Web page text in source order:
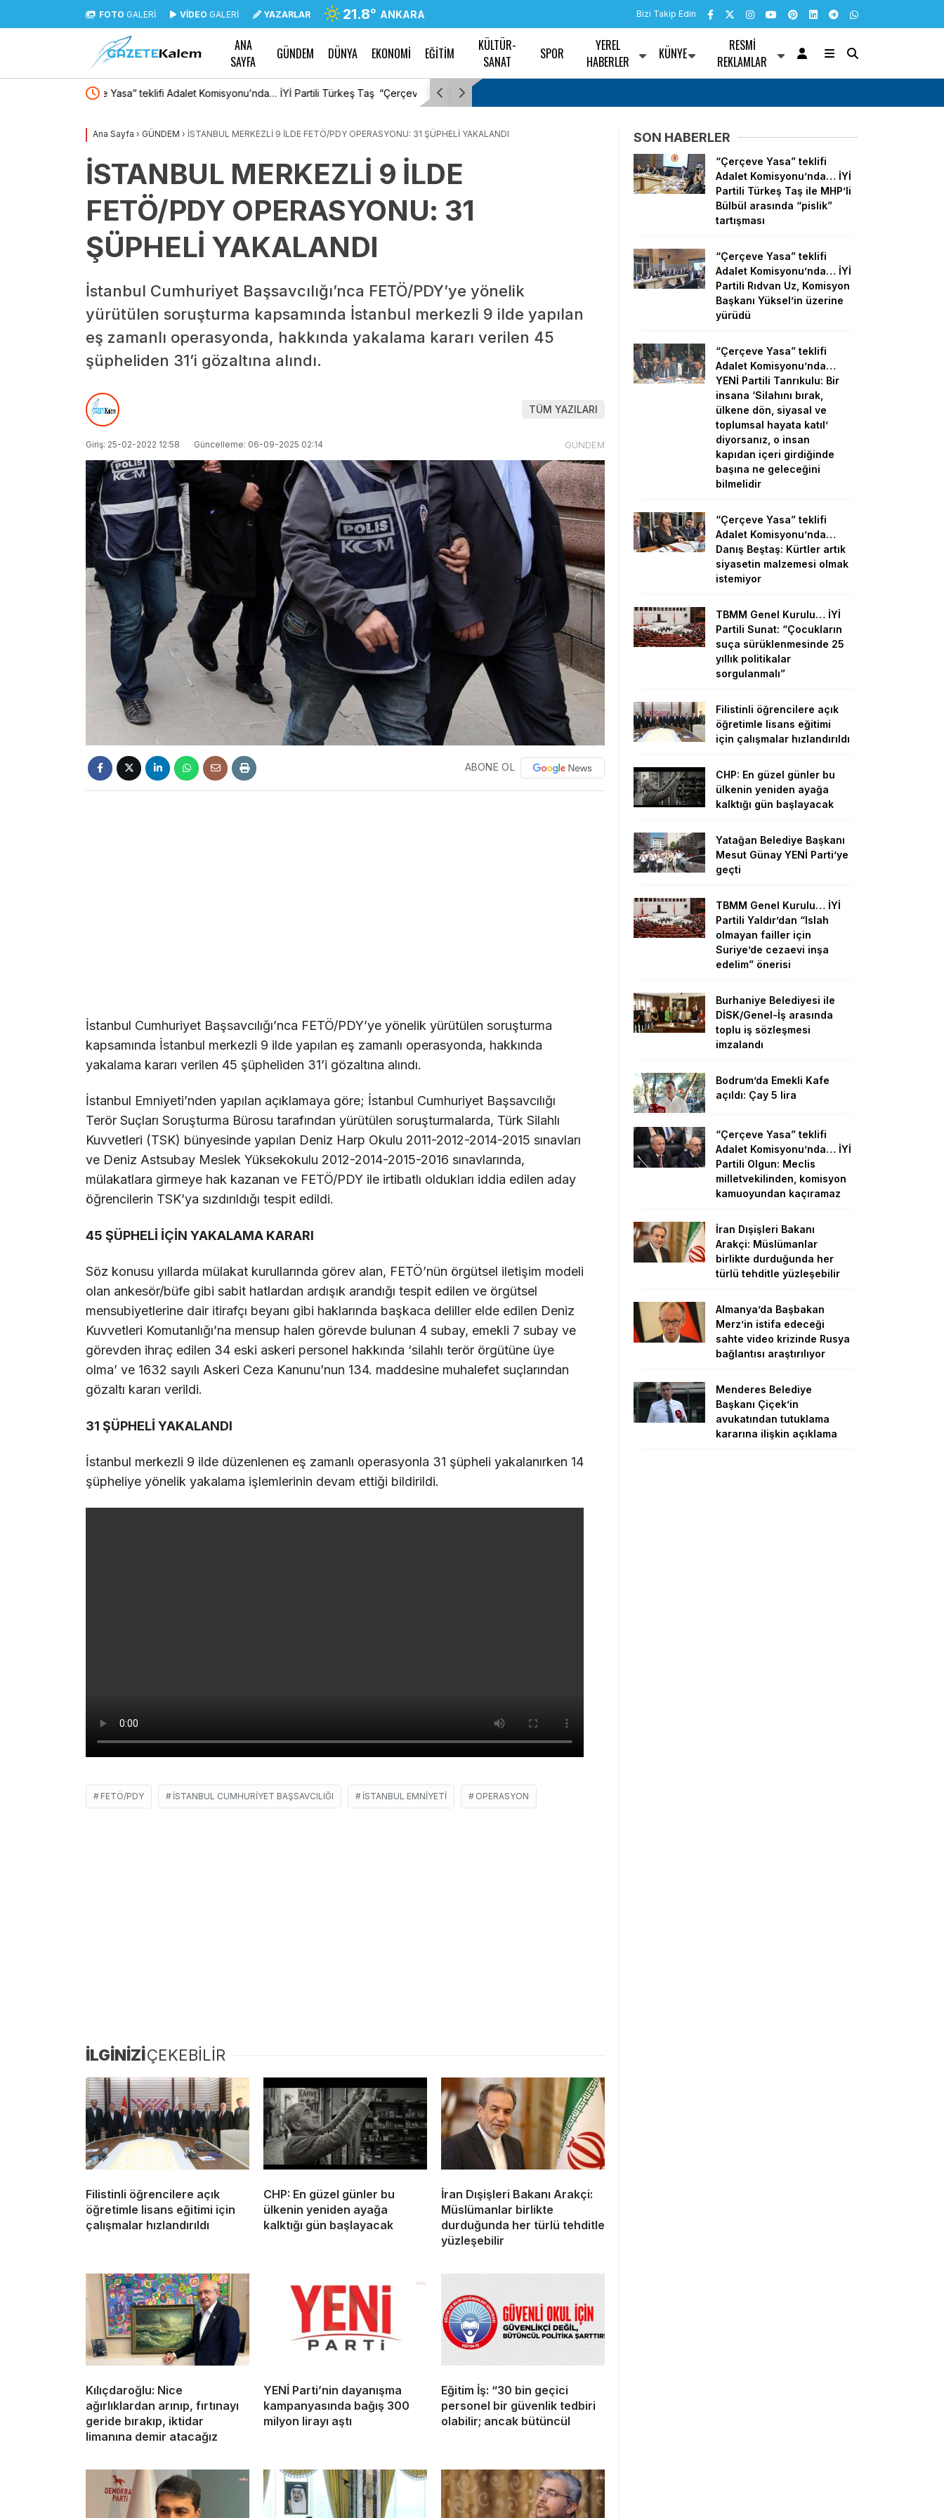
FOTO GALERİ VİDEO GALERİ YAZARLAR 21.8° ANKARA Bizi Takip Edin
ANA
SAYFA
GÜNDEM DÜNYA EKONOMİ EĞİTİM
KÜLTÜR-
SANAT
SPOR
YEREL
HABERLER
KÜNYE
RESMI
REKLAMLAR
İYİ Partili Türkeş Taş “Çerçeve Yasa” teklifi Adalet Komisyonu’nda… İYİ Partili Rıdvan Uz, “Çerçeve Yasa” teklifi Adalet Komisyonu’nda… YENİ Partili
geleceğini bilmelidir
Ana Sayfa › GÜNDEM › İSTANBUL MERKEZLİ 9 İLDE FETÖ/PDY OPERASYONU: 31 ŞÜPHELİ YAKALANDI
İSTANBUL MERKEZLİ 9 İLDE
FETÖ/PDY OPERASYONU: 31
ŞÜPHELİ YAKALANDI
İstanbul Cumhuriyet Başsavcılığı’nca FETÖ/PDY’ye yönelik
yürütülen soruşturma kapsamında İstanbul merkezli 9 ilde yapılan
eş zamanlı operasyonda, hakkında yakalama kararı verilen 45
şüpheliden 31’i gözaltına alındı.
TÜM YAZILARI
Giriş: 25-02-2022 12:58 Güncelleme: 06-09-2025 02:14 GÜNDEM
ABONE OL
İstanbul Cumhuriyet Başsavcılığı’nca FETÖ/PDY’ye yönelik yürütülen soruşturma
kapsamında İstanbul merkezli 9 ilde yapılan eş zamanlı operasyonda, hakkında
yakalama kararı verilen 45 şüpheliden 31’i gözaltına alındı.
İstanbul Emniyeti’nden yapılan açıklamaya göre; İstanbul Cumhuriyet Başsavcılığı
Terör Suçları Soruşturma Bürosu tarafından yürütülen soruşturmalarda, Türk Silahlı
Kuvvetleri (TSK) bünyesinde yapılan Deniz Harp Okulu 2011-2012-2014-2015 sınavları
ve Deniz Astsubay Meslek Yüksekokulu 2012-2014-2015-2016 sınavlarında,
mülakatlara girmeye hak kazanan ve FETÖ/PDY ile irtibatlı oldukları iddia edilen aday
öğrencilerin TSK’ya sızdırıldığı tespit edildi.
45 ŞÜPHELİ İÇİN YAKALAMA KARARI
Söz konusu yıllarda mülakat kurullarında görev alan, FETÖ’nün örgütsel iletişim modeli
olan ankesör/büfe gibi sabit hatlardan ardışık arandığı tespit edilen ve örgütsel
mensubiyetlerine dair itirafçı beyanı gibi haklarında başkaca deliller elde edilen Deniz
Kuvvetleri Komutanlığı’na mensup halen görevde bulunan 4 subay, emekli 7 subay ve
görevden ihraç edilen 34 eski askeri personel hakkında ‘silahlı terör örgütüne üye
olma’ ve 1632 sayılı Askeri Ceza Kanunu’nun 134. maddesine muhalefet suçlarından
gözaltı kararı verildi.
31 ŞÜPHELİ YAKALANDI
İstanbul merkezli 9 ilde düzenlenen eş zamanlı operasyonla 31 şüpheli yakalanırken 14
şüpheliye yönelik yakalama işlemlerinin devam ettiği bildirildi.
FETÖ/PDY İSTANBUL CUMHURIYET BAŞSAVCILIĞI İSTANBUL EMNIYETI OPERASYON
İLGİNİZİÇEKEBİLİR
Filistinli öğrencilere açık
öğretimle lisans eğitimi için
çalışmalar hızlandırıldı
CHP: En güzel günler bu
ülkenin yeniden ayağa
kalktığı gün başlayacak
İran Dışişleri Bakanı Arakçi:
Müslümanlar birlikte
durduğunda her türlü tehditle
yüzleşebilir
Kılıçdaroğlu: Nice
ağırlıklardan arınıp, fırtınayı
geride bırakıp, iktidar
limanına demir atacağız
YENİ Parti’nin dayanışma
kampanyasında bağış 300
milyon lirayı aştı
Eğitim İş: “30 bin geçici
personel bir güvenlik tedbiri
olabilir; ancak bütüncül
SON HABERLER
“Çerçeve Yasa” teklifi
Adalet Komisyonu’nda… İYİ
Partili Türkeş Taş ile MHP’li
Bülbül arasında “pislik”
tartışması
“Çerçeve Yasa” teklifi
Adalet Komisyonu’nda… İYİ
Partili Rıdvan Uz, Komisyon
Başkanı Yüksel’in üzerine
yürüdü
“Çerçeve Yasa” teklifi
Adalet Komisyonu’nda…
YENİ Partili Tanrıkulu: Bir
insana ‘Silahını bırak,
ülkene dön, siyasal ve
toplumsal hayata katıl’
diyorsanız, o insan
kapıdan içeri girdiğinde
başına ne geleceğini
bilmelidir
“Çerçeve Yasa” teklifi
Adalet Komisyonu’nda…
Danış Beştaş: Kürtler artık
siyasetin malzemesi olmak
istemiyor
TBMM Genel Kurulu… İYİ
Partili Sunat: “Çocukların
suça sürüklenmesinde 25
yıllık politikalar
sorgulanmalı”
Filistinli öğrencilere açık
öğretimle lisans eğitimi
için çalışmalar hızlandırıldı
CHP: En güzel günler bu
ülkenin yeniden ayağa
kalktığı gün başlayacak
Yatağan Belediye Başkanı
Mesut Günay YENİ Parti’ye
geçti
TBMM Genel Kurulu… İYİ
Partili Yaldır’dan “Islah
olmayan failler için
Suriye’de cezaevi inşa
edelim” önerisi
Burhaniye Belediyesi ile
DİSK/Genel-İş arasında
toplu iş sözleşmesi
imzalandı
Bodrum’da Emekli Kafe
açıldı: Çay 5 lira
“Çerçeve Yasa” teklifi
Adalet Komisyonu’nda… İYİ
Partili Olgun: Meclis
milletvekilinden, komisyon
kamuoyundan kaçıramaz
İran Dışişleri Bakanı
Arakçi: Müslümanlar
birlikte durduğunda her
türlü tehditle yüzleşebilir
Almanya’da Başbakan
Merz’in istifa edeceği
sahte video krizinde Rusya
bağlantısı araştırılıyor
Menderes Belediye
Başkanı Çiçek’in
avukatından tutuklama
kararına ilişkin açıklama